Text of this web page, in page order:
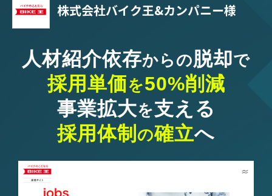
機能・サービス紹介
活用事例
料金・プラン
採用ノウハウ
株式会社バイク王&カンパニー様
人材紹介依存からの脱却で
採用単価を50%削減
事業拡大を支える
採用体制 の確立へ